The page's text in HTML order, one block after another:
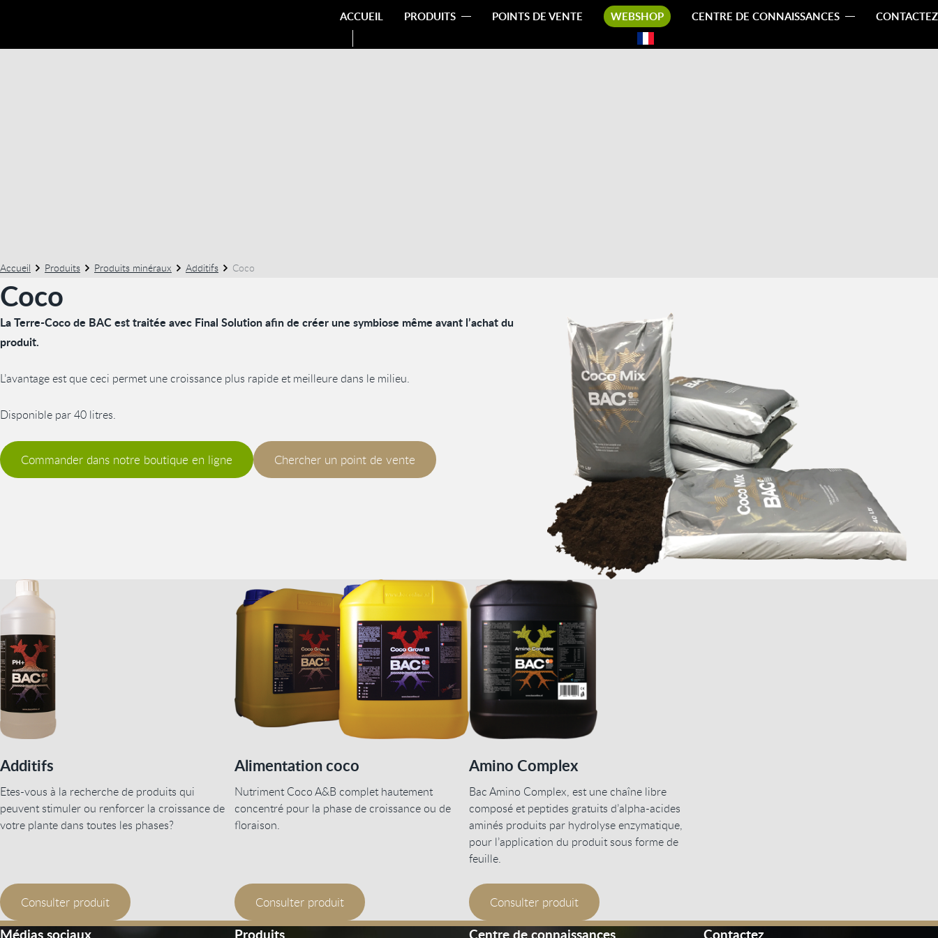
ACCUEIL PRODUITS POINTS DE VENTE WEBSHOP CENTRE DE CONNAISSANCES CONTACTEZ
Accueil Produits Produits minéraux Additifs Coco
Coco
La Terre-Coco de BAC est traitée avec Final Solution afin de créer une symbiose même avant l’achat du
produit.
L’avantage est que ceci permet une croissance plus rapide et meilleure dans le milieu.
Disponible par 40 litres.
Commander dans notre boutique en ligne Chercher un point de vente
Additifs
Etes-vous à la recherche de produits qui
peuvent stimuler ou renforcer la croissance de
votre plante dans toutes les phases?
Consulter produit
Alimentation coco
Nutriment Coco A&B complet hautement
concentré pour la phase de croissance ou de
floraison.
Consulter produit
Amino Complex
Bac Amino Complex, est une chaîne libre
composé et peptides gratuits d’alpha-acides
aminés produits par hydrolyse enzymatique,
pour l’application du produit sous forme de
feuille.
Consulter produit
Médias sociaux Produits Centre de connaissances Contactez